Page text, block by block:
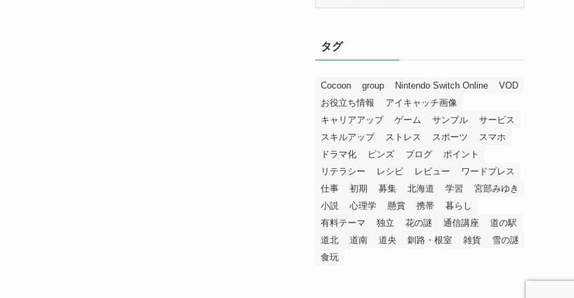
タグ
Cocoon group Nintendo Switch Online
VOD
お役立ち情報
アイキャッチ画像
キャリアアップ
ゲーム サンプル
サービス
スキルアップ
ストレス スポーツ
スマホ
ドラマ化
ピンズ ブログ
ポイント
リテラシー
レシピ レビュー
ワードプレス
仕事
初期 募集 北海道 学習
宮部みゆき
小説
心理学 懸賞 携帯
暮らし
有料テーマ
独立 花の謎 通信講座
道の駅
道北
道南 道央 釧路・根室 雑貨
雪の謎
食玩